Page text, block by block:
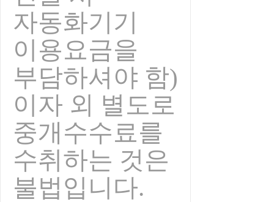
자동화기기
이용요금을
부담하셔야 함)
이자 외 별도로
중개수수료를
수취하는 것은
불법입니다.